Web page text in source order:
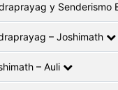
y Senderismo
– Joshimath
– Auli